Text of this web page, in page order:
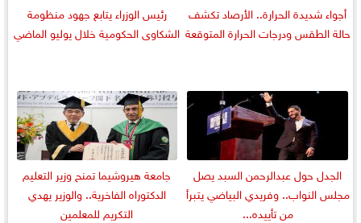
أجواء شديدة الحرارة.. الأرصاد تكشف
حالة الطقس ودرجات الحرارة المتوقعة
رئيس الوزراء يتابع جهود منظومة
الشكاوى الحكومية خلال يوليو الماضي
الجدل حول عبدالرحمن السبد يصل
مجلس النواب.. وفريدي البياضي يتبرأ
من تأييده...
جامعة هيروشيما تمنح وزير التعليم
الدكتوراه الفاخرية.. والوزير يهدي
التكريم للمعلمين